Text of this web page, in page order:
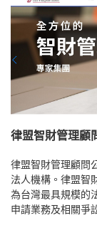
律盟智財管理顧
律盟智財管理顧問
法人機構。律盟智
為台灣最具規模的
申請業務及相關爭